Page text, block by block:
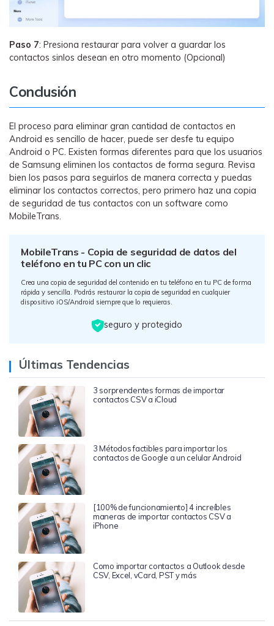
Paso 7: Presiona restaurar para volver a guardar los
contactos sinlos desean en otro momento (Opcional)
Conclusión
El proceso para eliminar gran cantidad de contactos en
Android es sencillo de hacer, puede ser desfe tu equipo
Android o PC. Existen formas diferentes para que los usuarios
de Samsung eliminen los contactos de forma segura. Revisa
bien los pasos para seguirlos de manera correcta y puedas
eliminar los contactos correctos, pero primero haz una copia
de seguridad de tus contactos con un software como
MobileTrans.
MobileTrans - Copia de seguridad de datos del
teléfono en tu PC con un clic
Crea una copia de seguridad del contenido en tu teléfono en tu PC de forma
rápida y sencilla. Podrás restaurar la copia de seguridad en cualquier
dispositivo iOS/Android siempre que lo requieras.
seguro y protegido
Últimas Tendencias
3 sorprendentes formas de importar
contactos CSV a iCloud
3 Métodos factibles para importar los
contactos de Google a un celular Android
[100% de funcionamiento] 4 increíbles
maneras de importar contactos CSV a
iPhone
Como importar contactos a Outlook desde
CSV, Excel, vCard, PST y más